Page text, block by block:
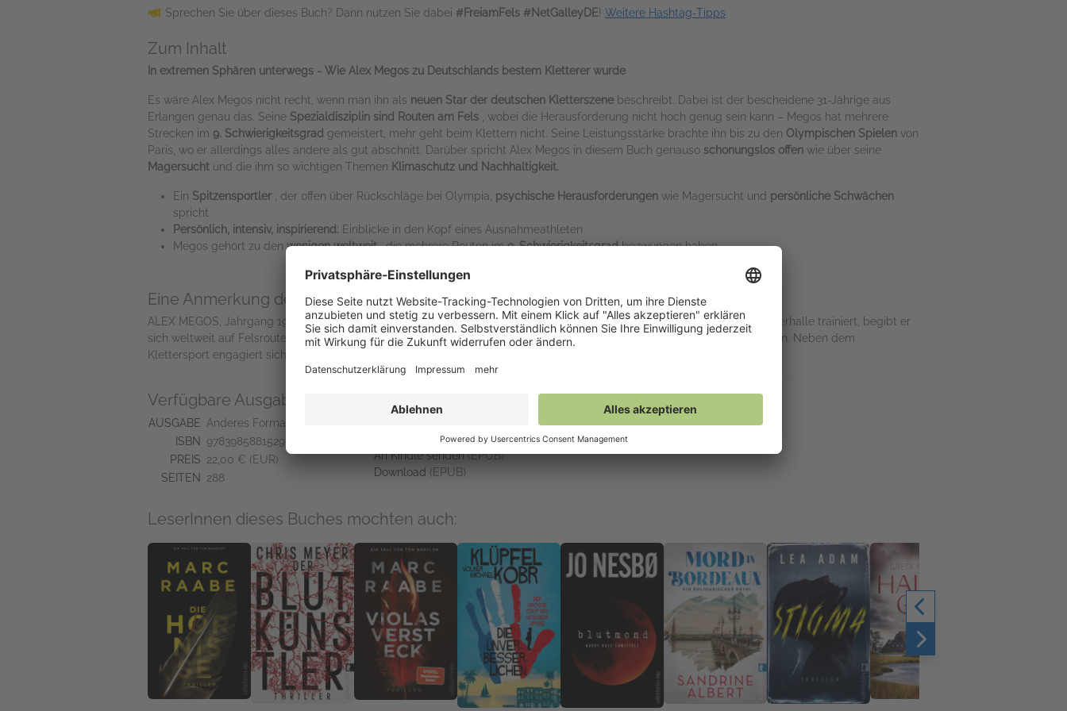
Sprechen Sie über dieses Buch? Dann nutzen Sie dabei #FreiamFels #NetGalleyDE! Weitere Hashtag-Tipps
Zum Inhalt
In extremen Sphären unterwegs - Wie Alex Megos zu Deutschlands bestem Kletterer wurde
Es wäre Alex Megos nicht recht, wenn man ihn als neuen Star der deutschen Kletterszene beschreibt. Dabei ist der bescheidene 31-Jährige aus
Erlangen genau das. Seine Spezialdisziplin sind Routen am Fels , wobei die Herausforderung nicht hoch genug sein kann – Megos hat mehrere
Strecken im 9. Schwierigkeitsgrad gemeistert, mehr geht beim Klettern nicht. Seine Leistungsstärke brachte ihn bis zu den Olympischen Spielen von
Paris, wo er allerdings alles andere als gut abschnitt. Darüber spricht Alex Megos in diesem Buch genauso schonungslos offen wie über seine
Magersucht und die ihm so wichtigen Themen Klimaschutz und Nachhaltigkeit.
Ein Spitzensportler , der offen über Rückschläge bei Olympia, psychische Herausforderungen wie Magersucht und persönliche Schwächen
spricht
Persönlich, intensiv, inspirierend: Einblicke in den Kopf eines Ausnahmeathleten
Megos gehört zu den wenigen weltweit, die mehrere Routen im9. Schwierigkeitsgradbezwungen haben
Eine Anmerkung des Verlags
ALEX MEGOS, Jahrgang 1993, ist Deutschlands neuer Kletterstar. Wenn der Erlanger nicht gerade in seiner eigenen Boulderhalle trainiert, begibt er
sich weltweit auf Felsrouten mit hohen Schwierigkeitsgraden oder gewinnt Medaillen bei Welt- und Europameisterschaften. Neben dem
Klettersport engagiert sich Megos für Klimaschutz und Nachhaltigkeit.
Verfügbare Ausgaben
AUSGABE Anderes Format
ISBN
9783985881529
PREIS 22,00 € (EUR)
SEITEN
288
Auf NetGalley verfügbar
NetGalley Bücherregal App(EPUB)
An Kindle senden(EPUB)
Download (EPUB)
LeserInnen dieses Buches mochten auch: